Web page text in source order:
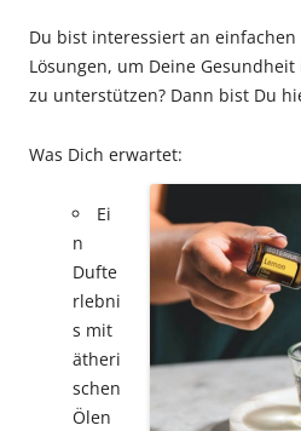
Du bist interessiert an
Lösungen, um Deine
zu unterstützen? Dann bist Du
Was Dich erwartet:
Ei
n
Dufte
rlebni
s mit
ätheri
schen
Ölen